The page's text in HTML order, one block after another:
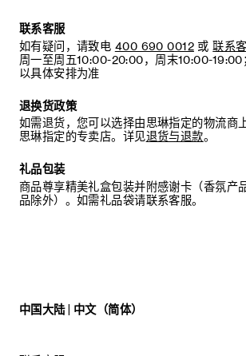
联系客服
如有疑问，请致电 400 690 0012 或 联系
周一至周五10:00-20:00，周末10:00-19:00
以具体安排为准
退换货政策
如需退货，您可以选择由思琳指定的物流商
思琳指定的专卖店。详见退货与退款。
礼品包装
商品尊享精美礼盒包装并附感谢卡（香氛产
品除外）。如需礼品袋请联系客服。
中国大陆 | 中文（简体）